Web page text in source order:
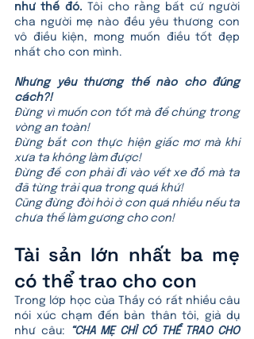
như thế đó. Tôi cho rằng bất cứ người
cha người mẹ nào đều yêu thương con
vô điều kiện, mong muốn điều tốt đẹp
nhất cho con mình.
Nhưng yêu thương thế nào cho đúng
cách?!
Đừng vì muốn con tốt mà để chúng trong
vòng an toàn!
Đừng bắt con thực hiện giấc mơ mà khi
xưa ta không làm được!
Đừng để con phải đi vào vết xe đổ mà ta
đã từng trải qua trong quá khứ!
Cũng đừng đòi hỏi ở con quá nhiều nếu ta
chưa thể làm gương cho con!
Tài sản lớn nhất ba mẹ
có thể trao cho con
Trong lớp học của Thầy có rất nhiều câu
nói xúc chạm đến bản thân tôi, giả dụ
như câu:
“CHA MẸ CHỈ CÓ THỂ TRAO CHO